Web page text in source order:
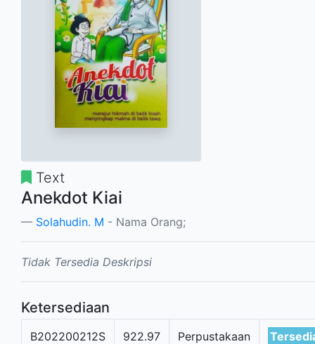
Text
Anekdot Kiai
Solahudin. M - Nama Orang;
Tidak Tersedia Deskripsi
Ketersediaan
B202200212S
922.97
Perpustakaan